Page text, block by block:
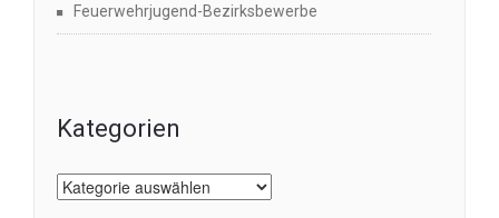
Feuerwehrjugend-Bezirksbewerbe
Kategorien
Kategorien